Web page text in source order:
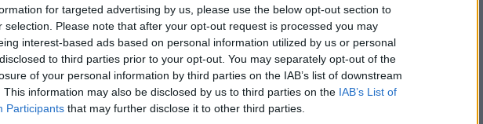
for targeted advertising by us, please use the below opt-out section to
selection. Please note that after your opt-out request is processed you may
interest-based ads based on personal information utilized by us or personal
to third parties prior to your opt-out. You may separately opt-out of the
of your personal information by third parties on the IAB’s list of downstream
This information may also be disclosed by us to third parties on the IAB’s List of
Participants that may further disclose it to other third parties.